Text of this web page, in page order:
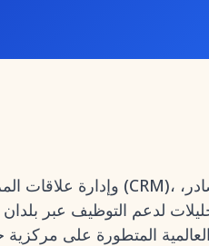
لدعم التوظيف عبر
المتطورة على مركزية